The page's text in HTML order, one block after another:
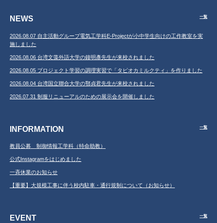
NEWS 一覧
2026.08.07 自主活動グループ電気工学科E-Projectが小中学生向けの工作教室を実
施しました
2026.08.06 台湾文藻外語大学の鐘明彥先生が来校されました
2026.08.05 プロジェクト学習の調理実習で「タピオカミルクティ」を作りました
2026.08.04 台湾国立聯合大学の鄂貞君先生が来校されました
2026.07.31 制服リニューアルのための展示会を開催しました
INFORMATION 一覧
教員公募 制御情報工学科（特命助教）
公式Instagramをはじめました
一斉休業のお知らせ
【重要】大規模工事に伴う校内駐車・通行規制について（お知らせ）
EVENT 一覧